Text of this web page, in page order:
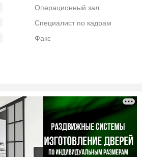
Операционный зал
Специалист по кадрам
Факс